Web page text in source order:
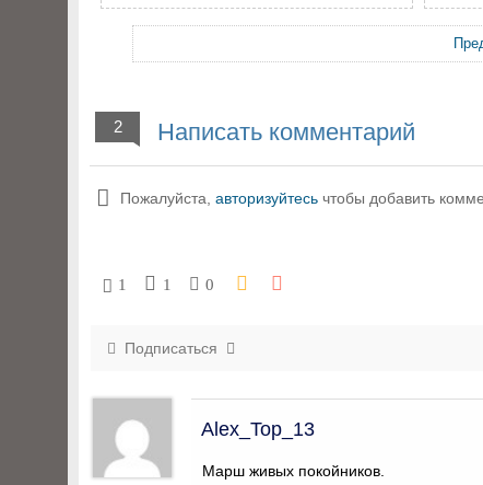
2 Написать комментарий
Пожалуйста, авторизуйтесь чтобы добавить
1 1 0
Подписаться
Alex_Top_13
Марш живых покойников.